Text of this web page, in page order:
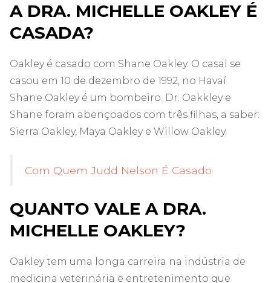
A DRA. MICHELLE OAKLEY É
CASADA?
Oakley é casado com Shane Oakley. O casal se
casou em 10 de dezembro de 1992, no Havaí.
Shane Oakley é um bombeiro. Dr. Oakkley e
Shane foram abençoados com três filhas, a saber:
Sierra Oakley, Maya Oakley e Willow Oakley.
Com Quem Judd Nelson É Casado
QUANTO VALE A DRA.
MICHELLE OAKLEY?
Oakley tem uma longa carreira na indústria de
medicina veterinária e entretenimento que